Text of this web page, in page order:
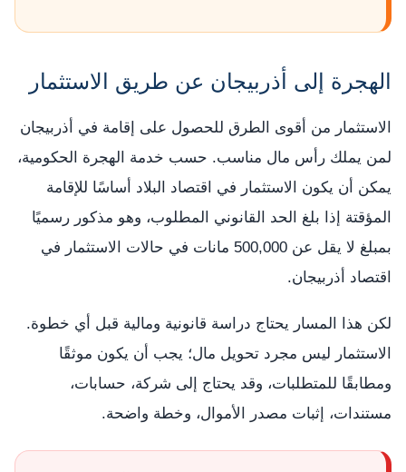
الهجرة إلى أذربيجان عن طريق الاستثمار
الاستثمار من أقوى الطرق للحصول على إقامة في أذربيجان
لمن يملك رأس مال مناسب. حسب خدمة الهجرة الحكومية،
يمكن أن يكون الاستثمار في اقتصاد البلاد أساسًا للإقامة
المؤقتة إذا بلغ الحد القانوني المطلوب، وهو مذكور رسميًا
بمبلغ لا يقل عن 500,000 مانات في حالات الاستثمار في
اقتصاد أذربيجان.
لكن هذا المسار يحتاج دراسة قانونية ومالية قبل أي خطوة.
الاستثمار ليس مجرد تحويل مال؛ يجب أن يكون موثقًا
ومطابقًا للمتطلبات، وقد يحتاج إلى شركة، حسابات،
مستندات، إثبات مصدر الأموال، وخطة واضحة.